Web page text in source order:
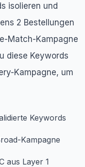
isolieren und
2 Bestellungen
Match-Kampagne
diese Keywords
Kampagne, um
Keywords
Kampagne
aus Layer 1